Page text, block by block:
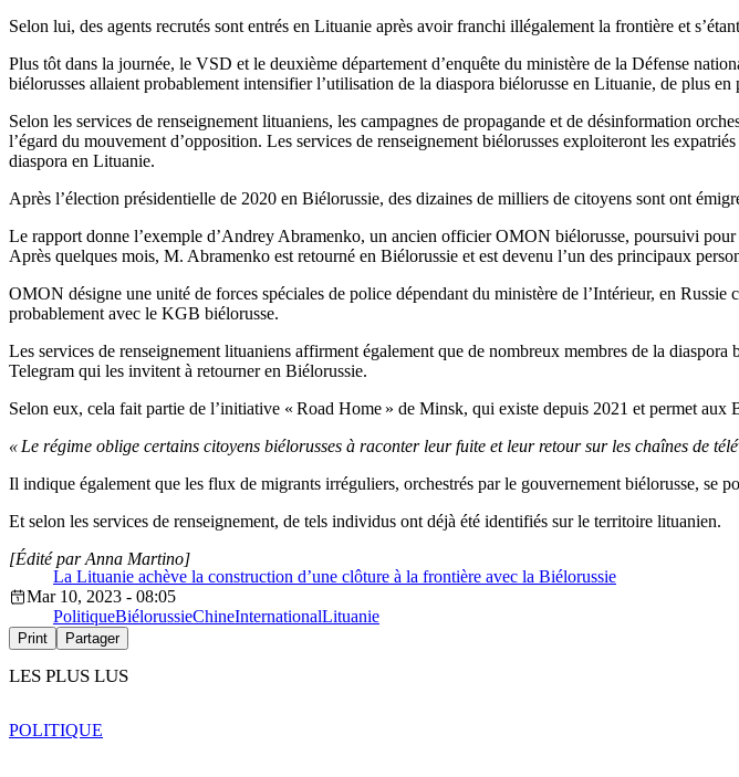
Selon lui, des agents recrutés sont entrés en Lituanie après avoir franchi illégalement la frontière et
Plus tôt dans la journée, le VSD et le deuxième département d’enquête du ministère de la Défense
biélorusses allaient probablement intensifier l’utilisation de la diaspora biélorusse en Lituanie, de plus
Selon les services de renseignement lituaniens, les campagnes de propagande et de désinformation
l’égard du mouvement d’opposition. Les services de renseignement biélorusses exploiteront les
diaspora en Lituanie.
Après l’élection présidentielle de 2020 en Biélorussie, des dizaines de milliers de citoyens sont ont
Le rapport donne l’exemple d’Andrey Abramenko, un ancien officier OMON biélorusse, poursuivi
Après quelques mois, M. Abramenko est retourné en Biélorussie et est devenu l’un des principaux
OMON désigne une unité de forces spéciales de police dépendant du ministère de l’Intérieur, en
probablement avec le KGB biélorusse.
Les services de renseignement lituaniens affirment également que de nombreux membres de la
Telegram qui les invitent à retourner en Biélorussie.
Selon eux, cela fait partie de l’initiative « Road Home » de Minsk, qui existe depuis 2021 et permet aux
« Le régime oblige certains citoyens biélorusses à raconter leur fuite et leur retour sur les chaînes de
Il indique également que les flux de migrants irréguliers, orchestrés par le gouvernement biélorusse, se
Et selon les services de renseignement, de tels individus ont déjà été identifiés sur le territoire lituanien.
La Lituanie achève la construction d’une clôture à la frontière avec la Biélorussie
[Édité par Anna Martino]
Mar 10, 2023 - 08:05
PolitiqueBiélorussieChineInternationalLituanie
Print Partager
LES PLUS LUS
POLITIQUE